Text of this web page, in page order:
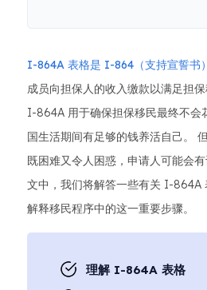
I-864A 表格是 I-864（支持宣誓书
成员向担保人的收入缴款以满足担保
I-864A 用于确保担保移民最终不会
国生活期间有足够的钱养活自己。
既困难又令人困惑，申请人可能会
文中，我们将解答一些有关 I-864A
解释移民程序中的这一重要步骤。
理解 I-864A 表格